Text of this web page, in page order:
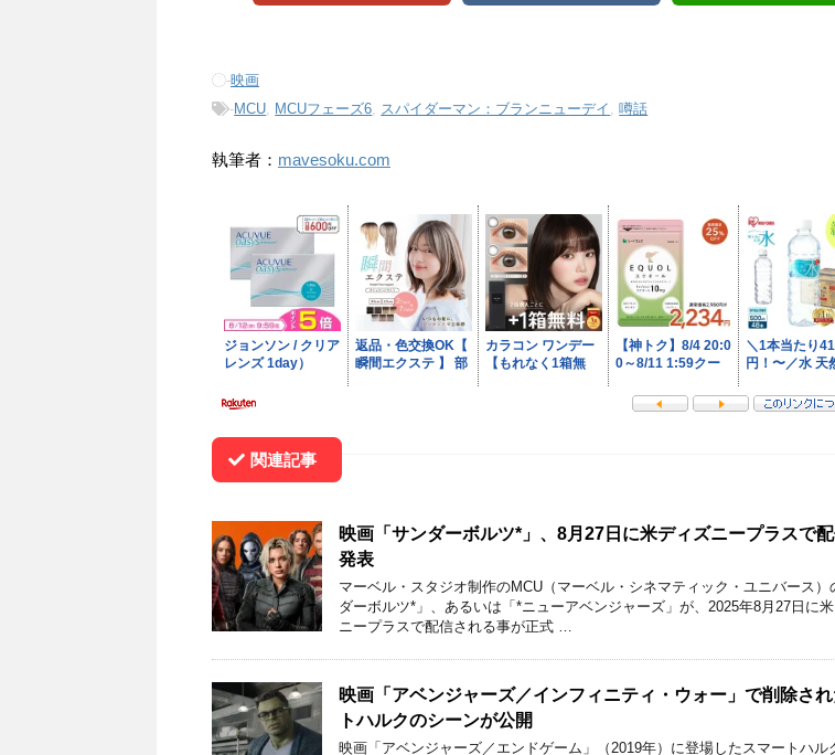
-映画
-MCU MCUフェーズ6 スパイダーマン：ブランニューデイ ,噂話
執筆者： mavesoku.com
関連記事
映画「サンダーボルツ*」、8月27日に米ディズニープラスで
発表
マーベル・スタジオ制作のMCU（マーベル・シネマティック・ユニバース）
ダーボルツ*」、あるいは「*ニューアベンジャーズ」が、2025年8月27日に
ニープラスで配信される事が正式 …
映画「アベンジャーズ／インフィニティ・ウォー」で削除さ
トハルクのシーンが公開
映画「アベンジャーズ／エンドゲーム」（2019年）に登場したスマートハル